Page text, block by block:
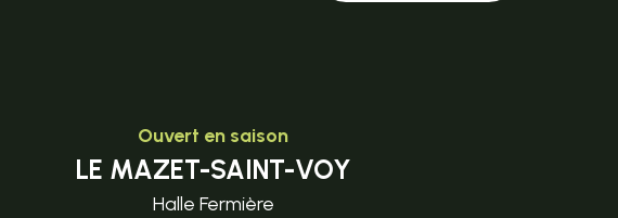
Ouvert en saison
LE MAZET-SAINT-VOY
Halle Fermière